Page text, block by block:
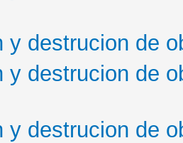
+=
de
y destrucion de
y destrucion de
y destrucion de